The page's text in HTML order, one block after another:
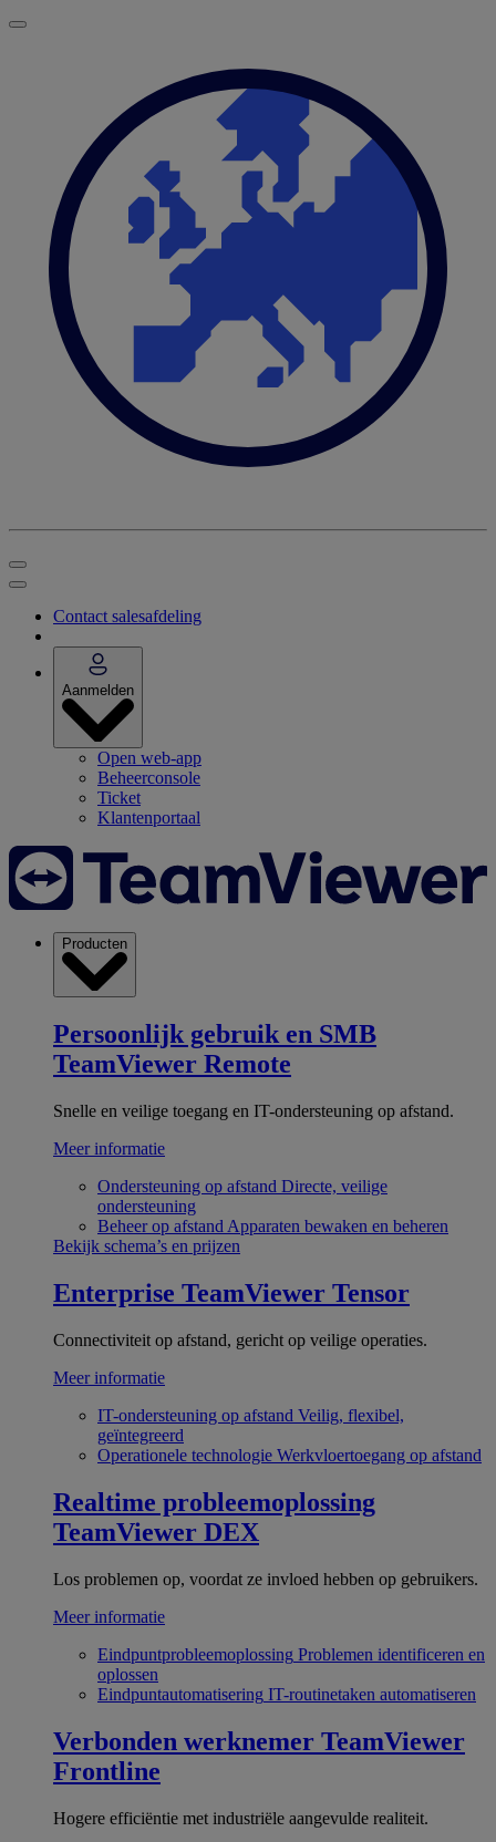
Contact salesafdeling
Aanmelden
Open web-app
Beheerconsole
Ticket
Klantenportaal
Producten
Persoonlijk gebruik en SMB
TeamViewer Remote
Snelle en veilige toegang en IT-ondersteuning op afstand.
Meer informatie
Ondersteuning op afstand Directe, veilige
ondersteuning
Beheer op afstand Apparaten bewaken en beheren
Bekijk schema’s en prijzen
Enterprise TeamViewer Tensor
Connectiviteit op afstand, gericht op veilige operaties.
Meer informatie
IT-ondersteuning op afstand Veilig, flexibel,
geïntegreerd
Operationele technologie Werkvloertoegang op afstand
Realtime probleemoplossing
TeamViewer DEX
Los problemen op, voordat ze invloed hebben op gebruikers.
Meer informatie
Eindpuntprobleemoplossing Problemen identificeren en
oplossen
Eindpuntautomatisering IT-routinetaken automatiseren
Verbonden werknemer TeamViewer
Frontline
Hogere efficiëntie met industriële aangevulde realiteit.